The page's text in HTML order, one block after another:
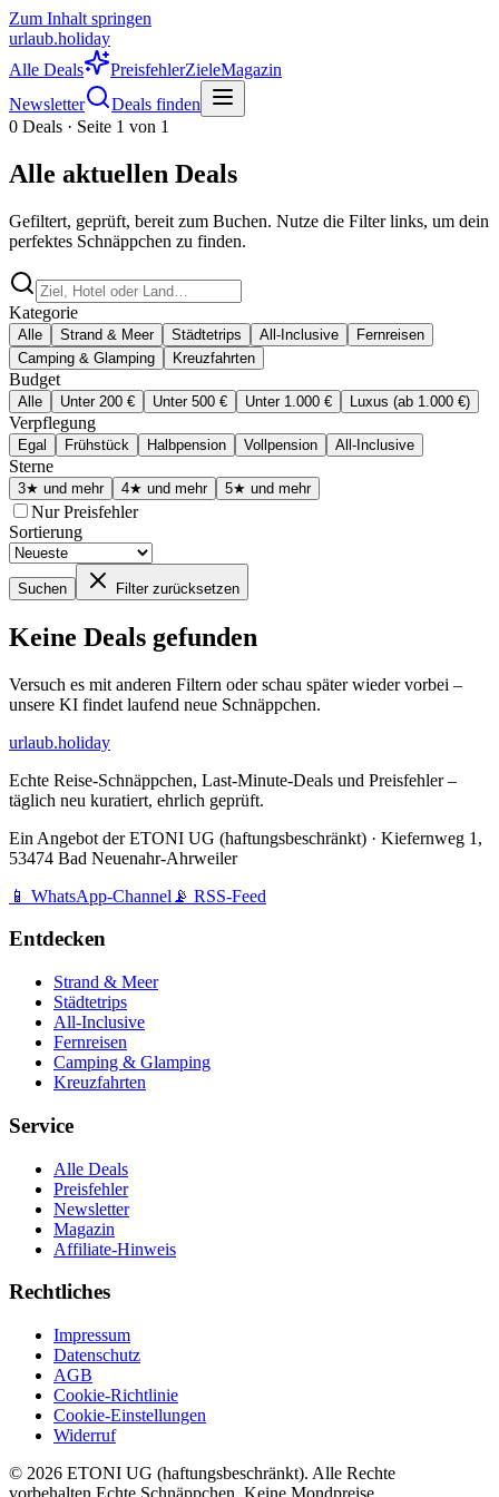
Zum Inhalt springen
urlaub.holiday
Alle Deals
PreisfehlerZieleMagazin
Newsletter
Deals finden
0 Deals · Seite 1 von 1
Alle aktuellen Deals
Gefiltert, geprüft, bereit zum Buchen. Nutze die Filter links, um dein
perfektes Schnäppchen zu finden.
Kategorie
Alle Strand & Meer Städtetrips All-Inclusive
Fernreisen
Camping & Glamping
Kreuzfahrten
Budget
Alle Unter 200 € Unter 500 € Unter 1.000 € Luxus (ab 1.000 €)
Verpflegung
Egal Frühstück Halbpension Vollpension All-Inclusive
Sterne
3★ und mehr 4★ und mehr 5★ und mehr
Nur Preisfehler
Sortierung
Suchen Filter zurücksetzen
Keine Deals gefunden
Versuch es mit anderen Filtern oder schau später wieder vorbei –
unsere KI findet laufend neue Schnäppchen.
urlaub.holiday
Echte Reise-Schnäppchen, Last-Minute-Deals und Preisfehler –
täglich neu kuratiert, ehrlich geprüft.
Ein Angebot derETONI UG (haftungsbeschränkt) · Kiefernweg 1,
53474 Bad Neuenahr-Ahrweiler
📱 WhatsApp-Channel 📡 RSS-Feed
Entdecken
Strand & Meer
Städtetrips
All-Inclusive
Fernreisen
Camping & Glamping
Kreuzfahrten
Service
Alle Deals
Preisfehler
Newsletter
Magazin
Affiliate-Hinweis
Rechtliches
Impressum
Datenschutz
AGB
Cookie-Richtlinie
Cookie-Einstellungen
Widerruf
© 2026 ETONI UG (haftungsbeschränkt). Alle Rechte
vorbehalten. Echte Schnäppchen. Keine Mondpreise.